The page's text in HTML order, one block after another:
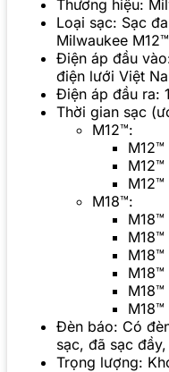
Thương hiệu:
Loại sạc: Sạc
Milwaukee
Điện áp đầu
điện lưới Việt
Điện áp đầu ra:
Thời gian sạc
M12™:
M18™:
Đèn báo: Có
sạc, đã sạc
Trọng lượng: